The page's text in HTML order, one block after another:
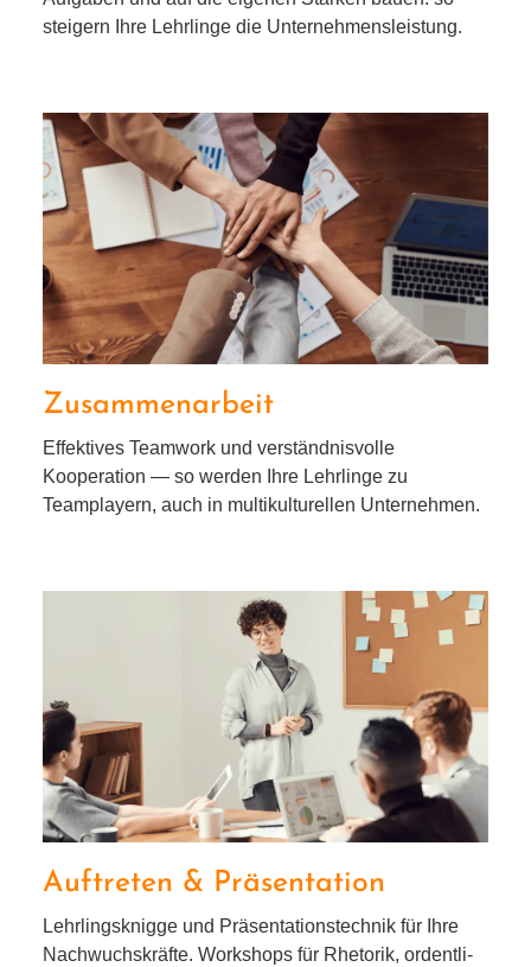
stei­gern Ihre Lehrlinge die Unternehmensleistung.
Zusammenarbeit
Zusammenarbeit
Effektives Teamwork und ver­ständ­nis­vol­le
Kooperation — so wer­den Ihre Lehrlinge zu
Teamplayern, auch in mul­ti­kul­tu­rel­len Unternehmen.
Auftreten & Präsentation
Auftreten & Präsentation
Lehrlingsknigge und Präsentationstechnik für Ihre
Nachwuchskräfte. Workshops für Rhetorik, ordent­li­